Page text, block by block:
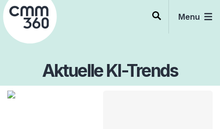
Skip
to
content
Menu
Aktuelle KI-Trends